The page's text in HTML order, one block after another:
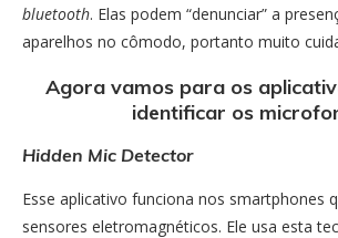
bluetooth. Elas podem “denunciar” a
aparelhos no cômodo, portanto muito
Agora vamos para os
identificar os
Hidden Mic Detector
Esse aplicativo funciona nos smartphones
sensores eletromagnéticos. Ele usa esta